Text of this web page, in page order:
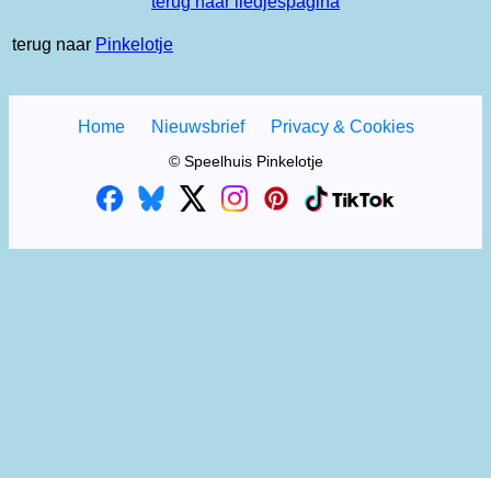
terug naar Pinkelotje
Home Nieuwsbrief Privacy & Cookies
© Speelhuis Pinkelotje